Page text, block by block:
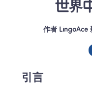
世界
作者 LingoAce
引言